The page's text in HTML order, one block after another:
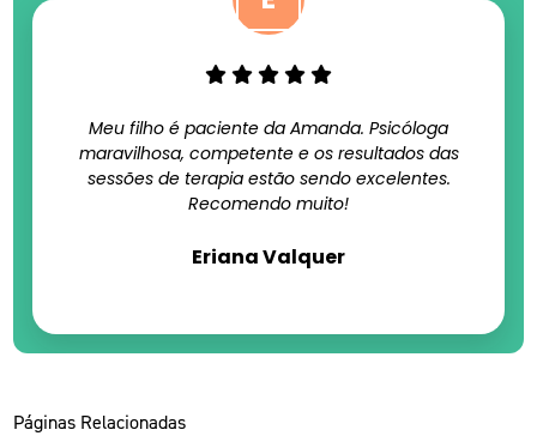
Meu filho é paciente da Amanda. Psicóloga
maravilhosa, competente e os resultados das
sessões de terapia estão sendo excelentes.
Recomendo muito!
Eriana Valquer
Páginas Relacionadas